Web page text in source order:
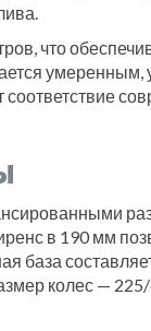
что
умеренным,
соответствие
в 190 мм
база
колес —